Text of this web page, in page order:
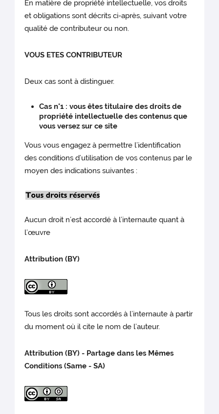
En matière de propriété intellectuelle, vos droits
et obligations sont décrits ci-après, suivant votre
qualité de contributeur ou non.
VOUS ETES CONTRIBUTEUR
Deux cas sont à distinguer.
Cas n°1 : vous êtes titulaire des droits de
propriété intellectuelle des contenus que
vous versez sur ce site
Vous vous engagez à permettre l’identification
des conditions d’utilisation de vos contenus par le
moyen des indications suivantes :
Aucun droit n’est accordé à l’internaute quant à
l’œuvre
Attribution (BY)
Tous les droits sont accordés à l’internaute à partir
du moment où il cite le nom de l’auteur.
Attribution (BY) - Partage dans les Mêmes
Conditions (Same - SA)